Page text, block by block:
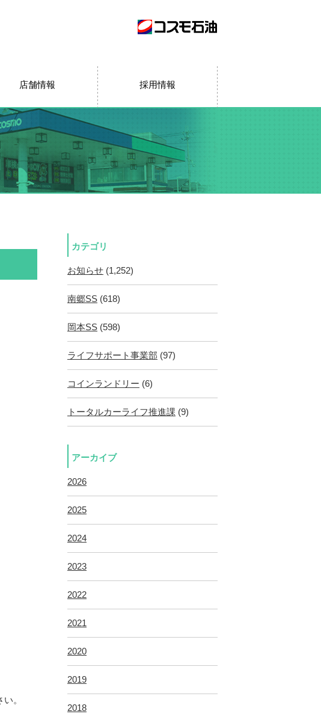
店舗情報 採用情報
。
カテゴリ
お知らせ (1,252)
南郷SS (618)
岡本SS (598)
ライフサポート事業部 (97)
コインランドリー (6)
トータルカーライフ推進課 (9)
アーカイブ
2026
2025
2024
2023
2022
2021
2020
2019
2018